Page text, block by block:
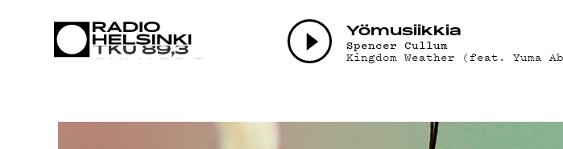
Yö­mu­siik­kia
Spencer Cullum
Kingdom Weather (feat. Yuma